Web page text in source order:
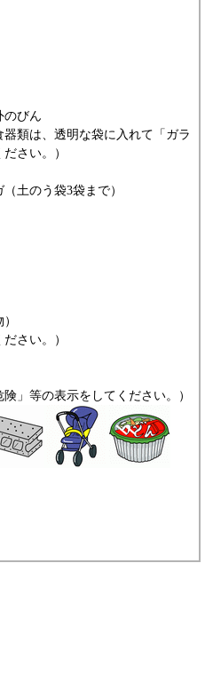
のびん
類は、透明な袋に入れて「ガラ
さい。）
土のう袋3袋まで）
さい。）
」等の表示をしてください。）